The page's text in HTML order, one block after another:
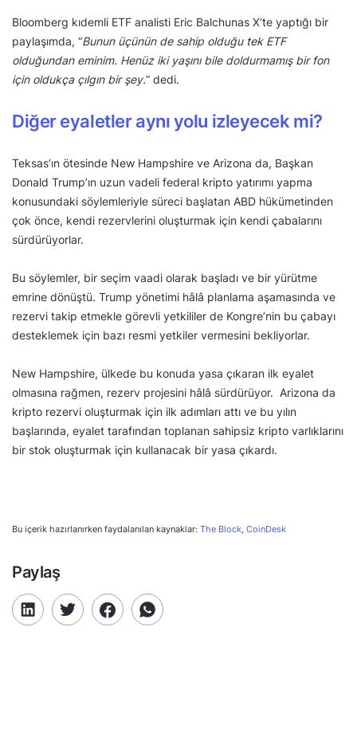
Bloomberg kıdemli ETF analisti Eric Balchunas X’te yaptığı bir
paylaşımda, “Bunun üçünün de sahip olduğu tek ETF
olduğundan eminim. Henüz iki yaşını bile doldurmamış bir fon
için oldukça çılgın bir şey.” dedi.
Diğer eyaletler aynı yolu izleyecek mi?
Teksas’ın ötesinde New Hampshire ve Arizona da, Başkan
Donald Trump’ın uzun vadeli federal kripto yatırımı yapma
konusundaki söylemleriyle süreci başlatan ABD hükümetinden
çok önce, kendi rezervlerini oluşturmak için kendi çabalarını
sürdürüyorlar.
Bu söylemler, bir seçim vaadi olarak başladı ve bir yürütme
emrine dönüştü. Trump yönetimi hâlâ planlama aşamasında ve
rezervi takip etmekle görevli yetkililer de Kongre’nin bu çabayı
desteklemek için bazı resmi yetkiler vermesini bekliyorlar.
New Hampshire, ülkede bu konuda yasa çıkaran ilk eyalet
olmasına rağmen, rezerv projesini hâlâ sürdürüyor. Arizona da
kripto rezervi oluşturmak için ilk adımları attı ve bu yılın
başlarında, eyalet tarafından toplanan sahipsiz kripto varlıklarını
bir stok oluşturmak için kullanacak bir yasa çıkardı.
Bu içerik hazırlanırken faydalanılan kaynaklar: The Block, CoinDesk
Paylaş